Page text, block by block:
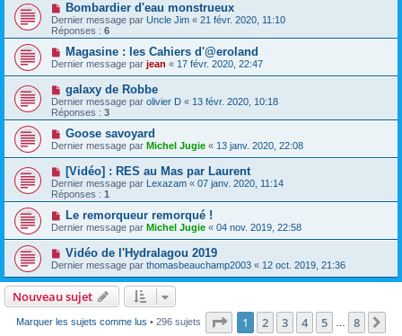
Bombardier d'eau monstrueux
Dernier message par Uncle Jim « 21 févr. 2020, 11:10
Réponses : 6
Magasine : les Cahiers d'@eroland
Dernier message par jean « 17 févr. 2020, 22:47
galaxy de Robbe
Dernier message par olivier D « 13 févr. 2020, 10:18
Réponses : 3
Goose savoyard
Dernier message par Michel Jugie « 13 janv. 2020, 22:08
[Vidéo] : RES au Mas par Laurent
Dernier message par Lexazam « 07 janv. 2020, 11:14
Réponses : 1
Le remorqueur remorqué !
Dernier message par Michel Jugie « 04 nov. 2019, 22:58
Vidéo de l'Hydralagou 2019
Dernier message par thomasbeauchamp2003 « 12 oct. 2019, 21:36
Nouveau sujet
Marquer les sujets comme lus • 296 sujets Page 1sur8
1 2 3 4 5 8